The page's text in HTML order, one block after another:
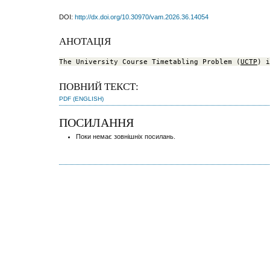
DOI: http://dx.doi.org/10.30970/vam.2026.36.14054
АНОТАЦІЯ
The University Course Timetabling Problem (UCTP )
ПОВНИЙ ТЕКСТ:
PDF (ENGLISH)
ПОСИЛАННЯ
Поки немає зовнішніх посилань.